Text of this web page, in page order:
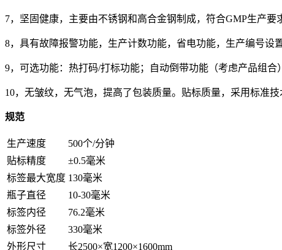
7，坚固健康，主要由不锈钢和高合金钢制成，符合GMP生产要
8，具有故障报警功能，生产计数功能，省电功能，生产编号设
9，可选功能：热打码/打标功能；自动倒带功能（考虑产品组合
10，无皱纹，无气泡，提高了包装质量。贴标质量，采用标准
规范
生产速度
500个/分钟
贴标精度
±0.5毫米
标签最大宽度 130毫米
瓶子直径
10-30毫米
标签内径
76.2毫米
标签外径
330毫米
外形尺寸
长2500×宽1200×1600mm